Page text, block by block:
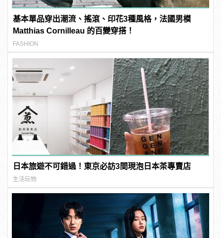
基本單品穿出潮流、搖滾、印花3種風格，法國男模
Matthias Cornilleau 的百變穿搭！
FASHION
日本旅遊不可錯過！東京必訪3間現泡日本茶專賣店
生活玩物